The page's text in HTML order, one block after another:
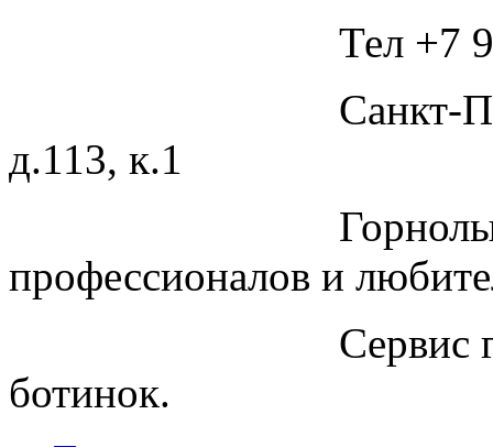
Тел +7
Санкт-
д.113, к.1
профессионалов и
Сервис
ботинок.